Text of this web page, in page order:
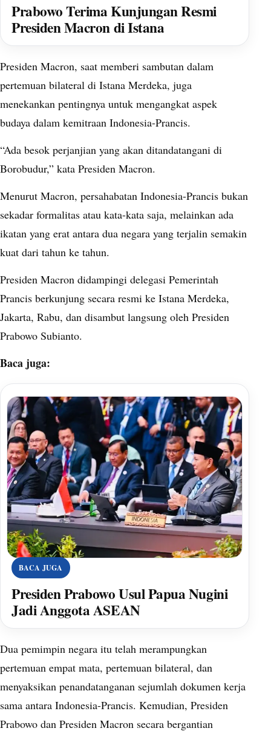
Prabowo Terima Kunjungan Resmi
Presiden Macron di Istana
Presiden Macron, saat memberi sambutan dalam
pertemuan bilateral di Istana Merdeka, juga
menekankan pentingnya untuk mengangkat aspek
budaya dalam kemitraan Indonesia-Prancis.
“Ada besok perjanjian yang akan ditandatangani di
Borobudur,” kata Presiden Macron.
Menurut Macron, persahabatan Indonesia-Prancis bukan
sekadar formalitas atau kata-kata saja, melainkan ada
ikatan yang erat antara dua negara yang terjalin semakin
kuat dari tahun ke tahun.
Presiden Macron didampingi delegasi Pemerintah
Prancis berkunjung secara resmi ke Istana Merdeka,
Jakarta, Rabu, dan disambut langsung oleh Presiden
Prabowo Subianto.
Baca juga:
BACA JUGA
Presiden Prabowo Usul Papua Nugini
Jadi Anggota ASEAN
Dua pemimpin negara itu telah merampungkan
pertemuan empat mata, pertemuan bilateral, dan
menyaksikan penandatanganan sejumlah dokumen kerja
sama antara Indonesia-Prancis. Kemudian, Presiden
Prabowo dan Presiden Macron secara bergantian